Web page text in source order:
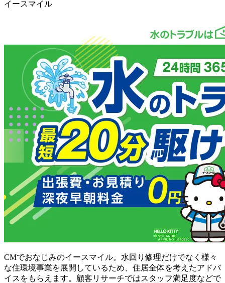
イースマイル
CMでおなじみのイースマイル。水回り修理だけでなく様々
な住環境事業を展開しているため、住居全体を考えたアドバ
イスをもらえます。顧客リサーチではスタッフ満足度などで